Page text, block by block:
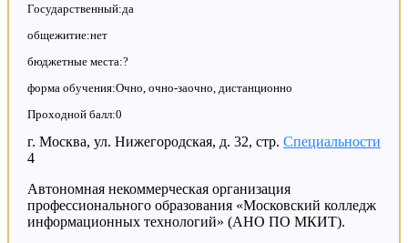
Государственный:да
общежитие:нет
бюджетные места:?
форма обучения:Очно, очно-заочно, дистанционно
Проходной балл:0
Специальности
г. Москва, ул. Нижегородская, д. 32, стр.
4
Автономная некоммерческая организация
профессионального образования «Московский колледж
информационных технологий» (АНО ПО МКИТ).